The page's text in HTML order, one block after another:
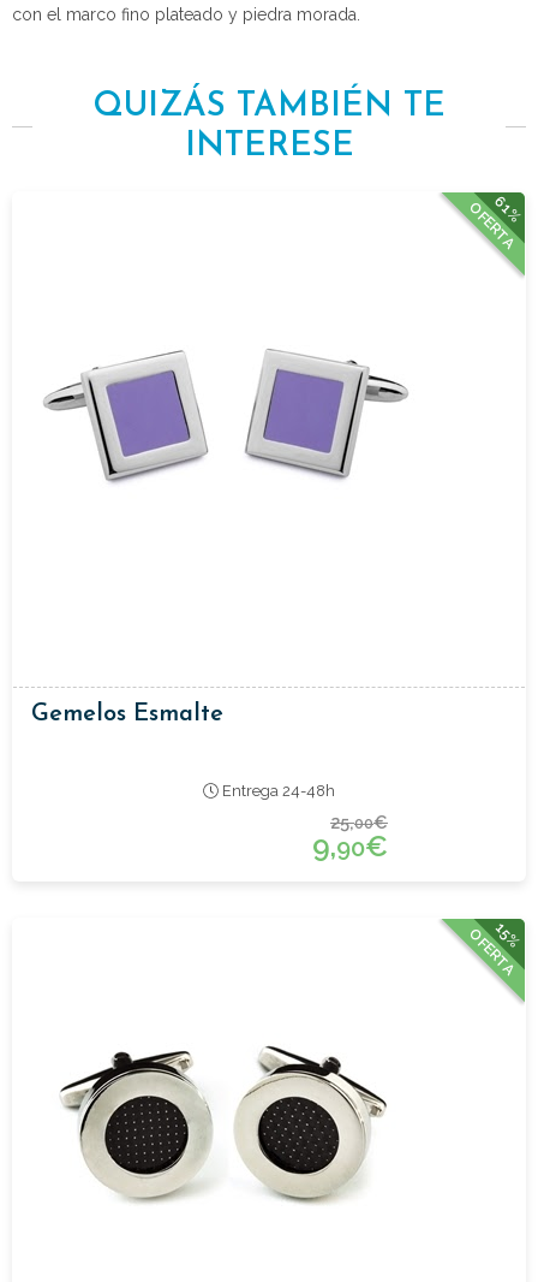
con el marco fino plateado y piedra morada.
QUIZÁS TAMBIÉN TE
INTERESE
61%
OFERTA
Gemelos Esmalte
Entrega 24-48h
25,00€
9,90€
15%
OFERTA